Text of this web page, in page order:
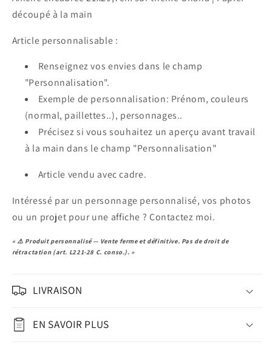
découpé à la main
Article personnalisable :
Renseignez vos envies dans le champ
"Personnalisation".
Exemple de personnalisation: Prénom, couleurs
(normal, paillettes..), personnages..
Précisez si vous souhaitez un aperçu avant travail
à la main dans le champ "Personnalisation"
Article vendu avec cadre.
Intéressé par un personnage personnalisé, vos photos
ou un projet pour une affiche ? Contactez moi.
« ⚠️ Produit personnalisé — Vente ferme et définitive. Pas de droit de
rétractation (art. L221-28 C. conso.). »
LIVRAISON
EN SAVOIR PLUS